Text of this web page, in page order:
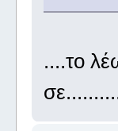
....το